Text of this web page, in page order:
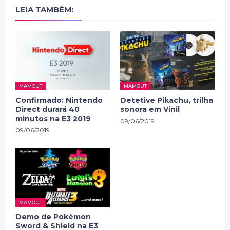
LEIA TAMBÉM:
MAMOUT
Confirmado: Nintendo
Direct durará 40
minutos na E3 2019
09/06/2019
MAMOUT
Detetive Pikachu, trilha
sonora em Vinil
09/06/2019
MAMOUT
Demo de Pokémon
Sword & Shield na E3